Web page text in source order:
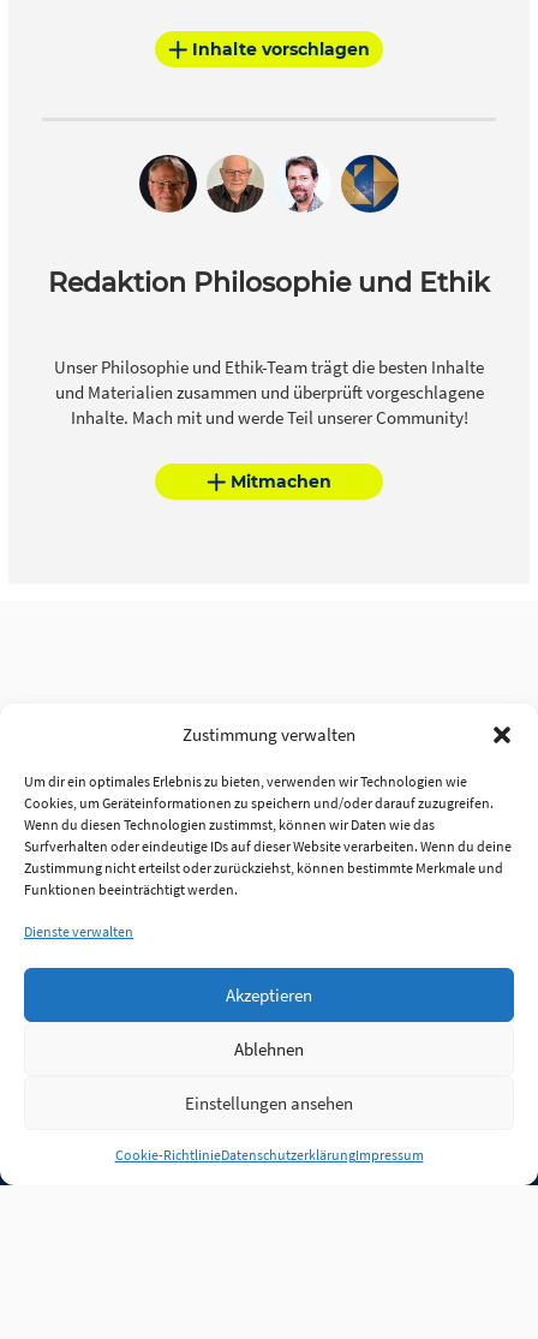
Zustimmung verwalten
Um dir ein optimales Erlebnis zu bieten, verwenden wir Technologien wie
Cookies, um Geräteinformationen zu speichern und/oder darauf zuzugreifen.
Wenn du diesen Technologien zustimmst, können wir Daten wie das
Surfverhalten oder eindeutige IDs auf dieser Website verarbeiten. Wenn du deine
Zustimmung nicht erteilst oder zurückziehst, können bestimmte Merkmale und
Funktionen beeinträchtigt werden.
Dienste verwalten
Akzeptieren
Ablehnen
Einstellungen ansehen
Cookie-RichtlinieDatenschutzerklärungImpressum
Inhalte vorschlagen
Redaktion Philosophie und Ethik
Unser Philosophie und Ethik-Team trägt die besten Inhalte
und Materialien zusammen und überprüft vorgeschlagene
Inhalte. Mach mit und werde Teil unserer Community!
Mitmachen
Anmelden
Jobs Partner FAQ Quellen